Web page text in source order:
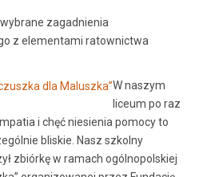
zagadnienia
z elementami ratownictwa
W naszym
liceum po raz
i chęć niesienia pomocy to
bliskie. Nasz szkolny
zbiórkę w ramach ogólnopolskiej